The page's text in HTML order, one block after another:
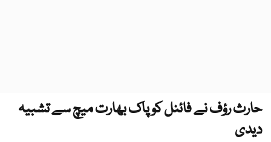
حارث رؤف نے فائنل کو پاک بھارت میچ سے تشبیہ
دیدی